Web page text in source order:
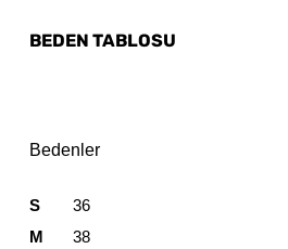
BEDEN TABLOSU
Bedenler
S
36
M
38